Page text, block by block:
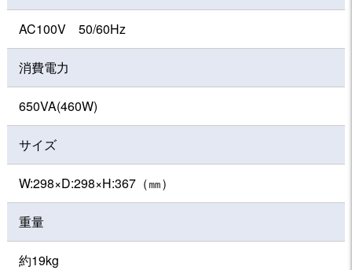
AC100V 50/60Hz
消費電力
650VA(460W)
サイズ
W:298×D:298×H:367（㎜）
重量
約19kg